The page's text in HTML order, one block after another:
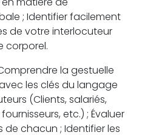
matière de
; Identifier facilement
de votre interlocuteur
corporel.
la gestuelle
les clés du langage
(Clients, salariés,
etc.) ; Évaluer
de chacun ; Identifier les